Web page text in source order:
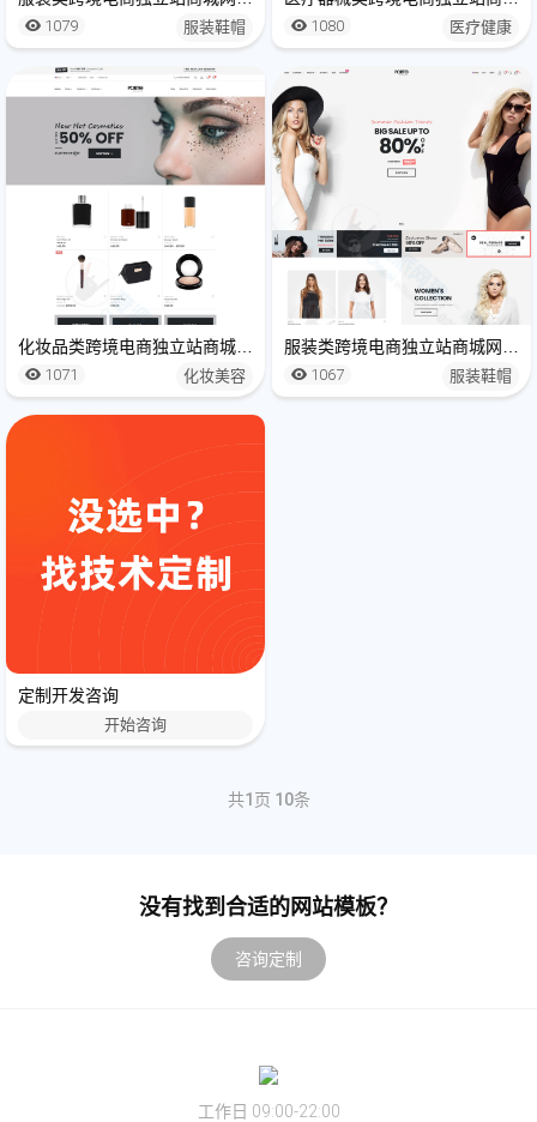
服装鞋帽
1079 医疗健康
1080
化妆美容
1071 服装鞋帽
1067
定制开发咨询
开始咨询
共1 页 10条
没有找到合适的网站模板？
咨询定制
工作日 09:00-22:00